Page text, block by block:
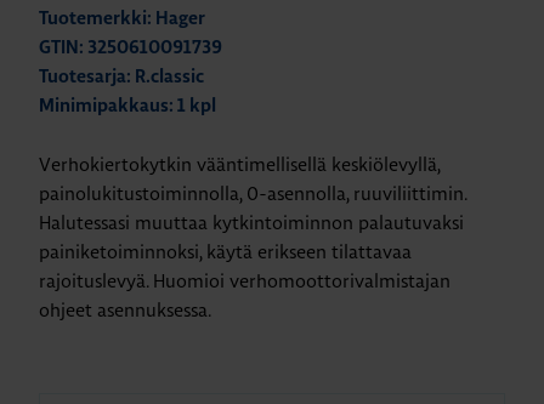
Tuotemerkki: Hager
GTIN: 3250610091739
Tuotesarja: R.classic
Minimipakkaus: 1 kpl
Verhokiertokytkin vääntimellisellä keskiölevyllä,
painolukitustoiminnolla, 0-asennolla, ruuviliittimin.
Halutessasi muuttaa kytkintoiminnon palautuvaksi
painiketoiminnoksi, käytä erikseen tilattavaa
rajoituslevyä. Huomioi verhomoottorivalmistajan
ohjeet asennuksessa.